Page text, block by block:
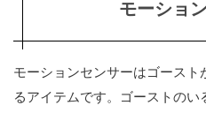
モーショ
モーションセンサーはゴース
るアイテムです。ゴーストのい